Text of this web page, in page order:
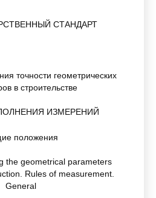
СТАНДАРТ
точности геометрических
в строительстве
ИЗМЕРЕНИЙ
положения
the geometrical parameters
Rules of measurement.
General